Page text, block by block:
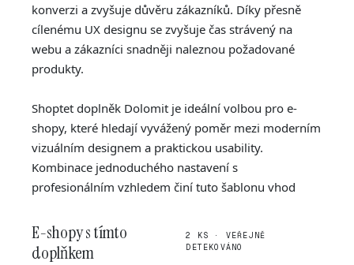
konverzi a zvyšuje důvěru zákazníků. Díky přesně
cílenému UX designu se zvyšuje čas strávený na
webu a zákazníci snadněji naleznou požadované
produkty.
Shoptet doplněk Dolomit je ideální volbou pro e-
shopy, které hledají vyvážený poměr mezi moderním
vizuálním designem a praktickou usability.
Kombinace jednoduchého nastavení s
profesionálním vzhledem činí tuto šablonu vhod
E-shopy s tímto
doplňkem
2 KS · VEŘEJNĚ
DETEKOVÁNO